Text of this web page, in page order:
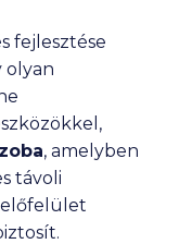
fejlesztése
olyan
, amelyben
távoli